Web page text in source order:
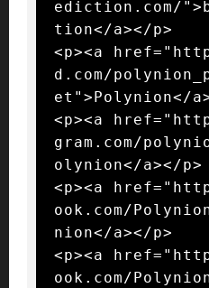
ediction.com/
tion</a></p>
<p><a
d.com/
et">Polynion</
<p><a
gram.com/
olynion</a></p>
<p><a
ook.com/
nion</a></p>
<p><a
ook.com/